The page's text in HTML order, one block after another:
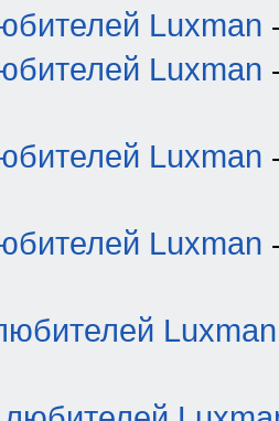
Luxman
Luxman
Luxman
Luxman
Luxman